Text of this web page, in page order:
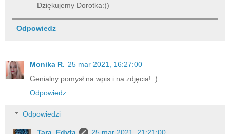
Dziękujemy Dorotka:))
Odpowiedz
Monika R. 25 mar 2021, 16:27:00
Genialny pomysł na wpis i na zdjęcia! :)
Odpowiedz
Odpowiedzi